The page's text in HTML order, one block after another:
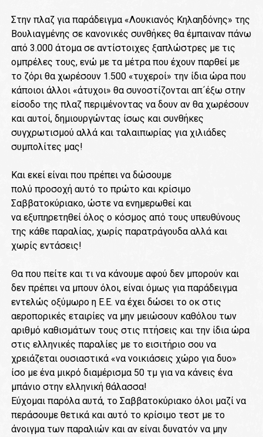
Στην πλαζ για παράδειγμα «Λουκιανός Κηλαηδόνης» της
Βουλιαγμένης σε κανονικές συνθήκες θα έμπαιναν πάνω
από 3.000 άτομα σε αντίστοιχες ξαπλώστρες με τις
ομπρέλες τους, ενώ με τα μέτρα που έχουν παρθεί με
το ζόρι θα χωρέσουν 1.500 «τυχεροί» την ίδια ώρα που
κάποιοι άλλοι «άτυχοι» θα συνοστίζονται απ´έξω στην
είσοδο της πλαζ περιμένοντας να δουν αν θα χωρέσουν
και αυτοί, δημιουργώντας ίσως και συνθήκες
συγχρωτισμού αλλά και ταλαιπωρίας για χιλιάδες
συμπολίτες μας!
Και εκεί είναι που πρέπει να δώσουμε
πολύ προσοχή αυτό το πρώτο και κρίσιμο
Σαββατοκύριακο, ώστε να ενημερωθεί και
να εξυπηρετηθεί όλος ο κόσμος από τους υπευθύνους
της κάθε παραλίας, χωρίς παρατράγουδα αλλά και
χωρίς εντάσεις!
Θα που πείτε και τι να κάνουμε αφού δεν μπορούν και
δεν πρέπει να μπουν όλοι, είναι όμως για παράδειγμα
εντελώς οξύμωρο η Ε.Ε. να έχει δώσει το οκ στις
αεροπορικές εταιρίες να μην μειώσουν καθόλου των
αριθμό καθισμάτων τους στις πτήσεις και την ίδια ώρα
στις ελληνικές παραλίες με το εισιτήριο σου να
χρειάζεται ουσιαστικά «να νοικιάσεις χώρο για δυο»
ίσο με ένα μικρό διαμέρισμα 50 τμ για να κάνεις ένα
μπάνιο στην ελληνική θάλασσα!
Εύχομαι παρόλα αυτά, το Σαββατοκύριακο όλοι μαζί να
περάσουμε θετικά και αυτό το κρίσιμο τεστ με το
άνοιγμα των παραλιών και αν είναι δυνατόν να μην